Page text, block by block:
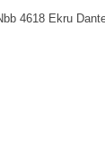
Nbb 327 Ten